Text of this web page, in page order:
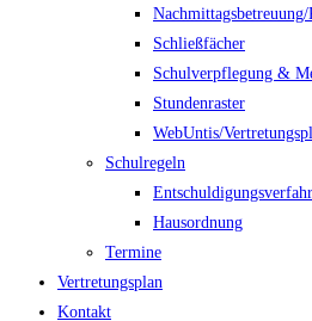
Schließfächer
Schulverpflegung &
Stundenraster
WebUntis/
Schulregeln
Hausordnung
Termine
Vertretungsplan
Kontakt